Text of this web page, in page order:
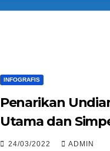
INFOGRAFIS
Penarikan
Utama dan
Tahun 2022
24/03/2022 ADMIN